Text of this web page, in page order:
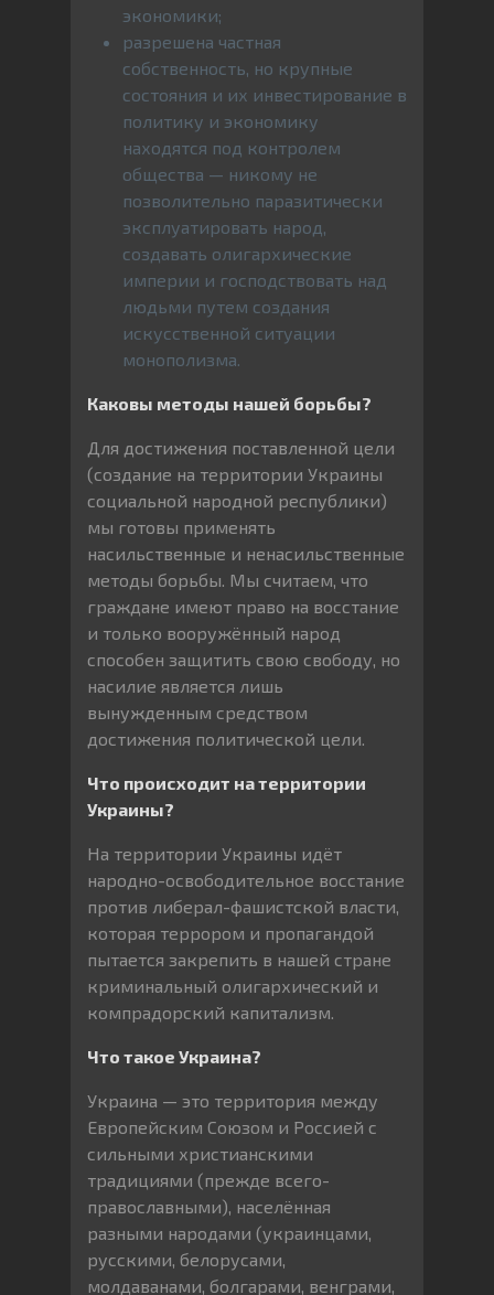
экономики;
разрешена частная
собственность, но крупные
состояния и их инвестирование в
политику и экономику
находятся под контролем
общества — никому не
позволительно паразитически
эксплуатировать народ,
создавать олигархические
империи и господствовать над
людьми путем создания
искусственной ситуации
монополизма.
Каковы методы нашей борьбы?
Для достижения поставленной цели
(создание на территории Украины
социальной народной республики)
мы готовы применять
насильственные и ненасильственные
методы борьбы. Мы считаем, что
граждане имеют право на восстание
и только вооружённый народ
способен защитить свою свободу, но
насилие является лишь
вынужденным средством
достижения политической цели.
Что происходит на территории
Украины?
На территории Украины идёт
народно-освободительное восстание
против либерал-фашистской власти,
которая террором и пропагандой
пытается закрепить в нашей стране
криминальный олигархический и
компрадорский капитализм.
Что такое Украина?
Украина — это территория между
Европейским Союзом и Россией с
сильными христианскими
традициями (прежде всего-
православными), населённая
разными народами (украинцами,
русскими, белорусами,
молдаванами, болгарами, венграми,